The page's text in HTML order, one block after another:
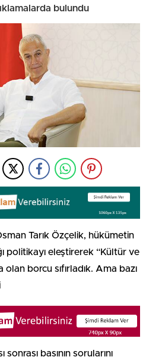
bulundu
Tarık Özçelik, hükümetin
politikayı eleştirerek “Kültür ve
olan borcu sıfırladık. Ama bazı
basının sorularını